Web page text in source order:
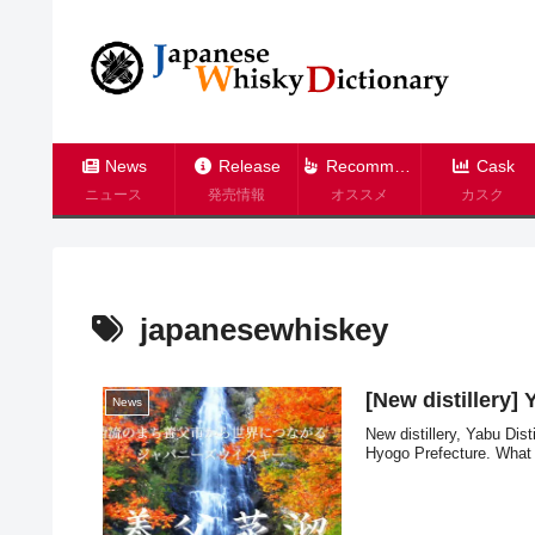
News
ニュース
Release
発売情報
Recommend
オススメ
Cask
カスク
japanesewhiskey
News [New distillery]
New distillery, Yabu
Hyogo Prefecture.